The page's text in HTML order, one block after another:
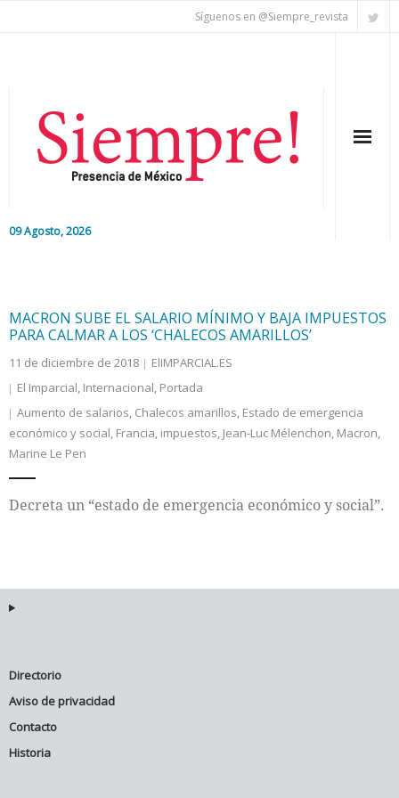
Síguenos en @Siempre_revista
09 Agosto, 2026
Colaboradores
Internacional
MACRON SUBE EL SALARIO MÍNIMO Y BAJA IMPUESTOS
PARA CALMAR A LOS ‘CHALECOS AMARILLOS’
11 de diciembre de 2018
ElIMPARCIAL.ES
El Imparcial, Internacional, Portada
Aumento de salarios, Chalecos amarillos, Estado de emergencia
económico y social, Francia, impuestos, Jean-Luc Mélenchon, Macron,
Marine Le Pen
Decreta un “estado de emergencia económico y social”.
Directorio
Aviso de privacidad
Contacto
Historia